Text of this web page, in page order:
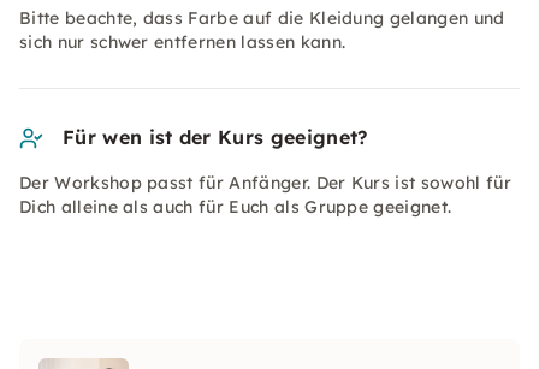
Bitte beachte, dass Farbe auf die Kleidung gelangen und
sich nur schwer entfernen lassen kann.
Für wen ist der Kurs geeignet?
Der Workshop passt für Anfänger. Der Kurs ist sowohl für
Dich alleine als auch für Euch als Gruppe geeignet.